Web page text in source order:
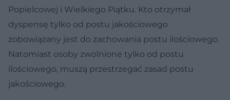
Popielcowej i Wielkiego Piątku. Kto otrzymał
dyspensę tylko od postu jakościowego
zobowiązany jest do zachowania postu ilościowego.
Natomiast osoby zwolnione tylko od postu
ilościowego, muszą przestrzegać zasad postu
jakościowego.